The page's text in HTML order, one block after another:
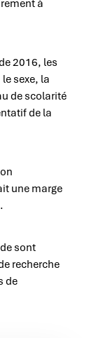
à
2016, les
sexe, la
de scolarité
de la
une marge
sont
recherche
de